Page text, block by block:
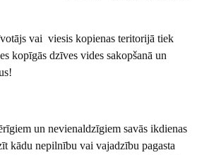
vai viesis kopienas teritorijā tiek
kopīgās dzīves vides sakopšanā un
un nevienaldzīgiem savās ikdienas
kādu nepilnību vai vajadzību pagasta